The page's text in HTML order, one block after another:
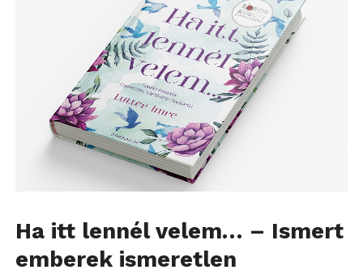
Ha itt lennél velem… – Ismert
emberek ismeretlen